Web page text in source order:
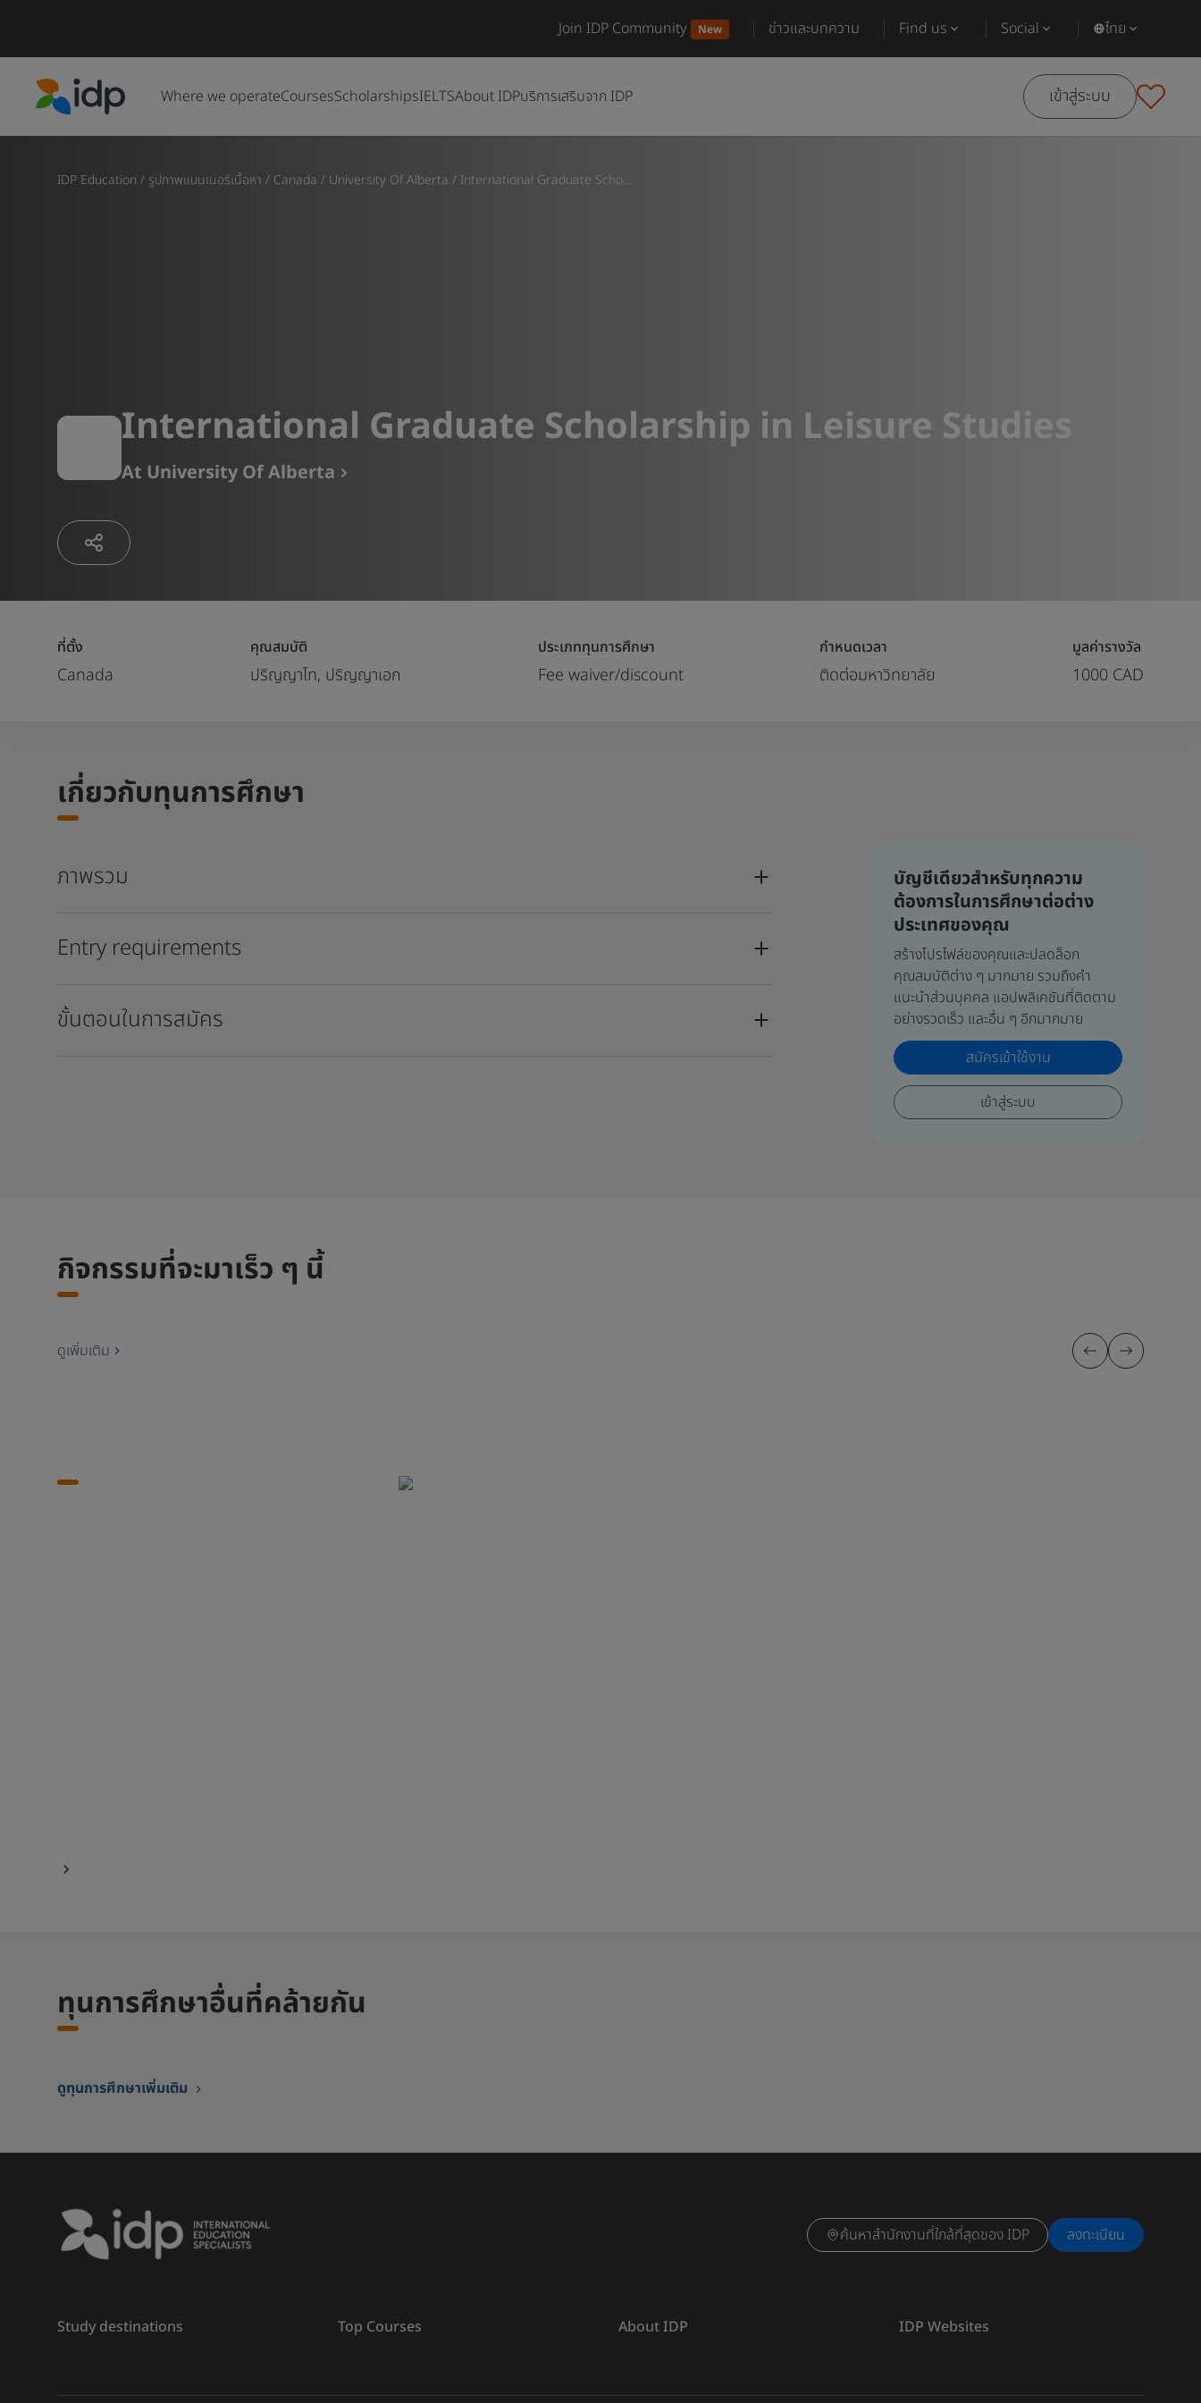
Join IDP Community New ข่าวและบทความ Find us Social ไทย
Where we operateCoursesScholarshipsIELTSAbout IDPบริการเสริมจาก IDP เข้าสู่ระบบ
IDP Education / รูปภาพแบนเนอร์เนื้อหา / Canada / University Of Alberta / International Graduate Scho...
International Graduate Scholarship in Leisure Studies
At University Of Alberta
ที่ตั้ง
Canada
คุณสมบัติ
ปริญญาโท, ปริญญาเอก
ประเภททุนการศึกษา
Fee waiver/discount
กำหนดเวลา
ติดต่อมหาวิทยาลัย
มูลค่ารางวัล
1000 CAD
เกี่ยวกับทุนการศึกษา
ภาพรวม
Entry requirements
ขั้นตอนในการสมัคร
บัญชีเดียวสำหรับทุกความ
ต้องการในการศึกษาต่อต่าง
ประเทศของคุณ
สร้างโปรไฟล์ของคุณและปลดล็อก
คุณสมบัติต่าง ๆ มากมาย รวมถึงคำ
แนะนำส่วนบุคคล แอปพลิเคชันที่ติดตาม
อย่างรวดเร็ว และอื่น ๆ อีกมากมาย
สมัครเข้าใช้งาน
เข้าสู่ระบบ
กิจกรรมที่จะมาเร็ว ๆ นี้
ดูเพิ่มเติม
ทุนการศึกษาอื่นที่คล้ายกัน
ดูทุนการศึกษาเพิ่มเติม
ค้นหาสำนักงานที่ใกล้ที่สุดของ IDP ลงทะเบียน
Study destinations Top Courses About IDP IDP Websites